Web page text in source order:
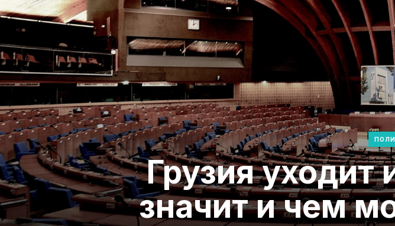
Грузия уходит
значит и чем